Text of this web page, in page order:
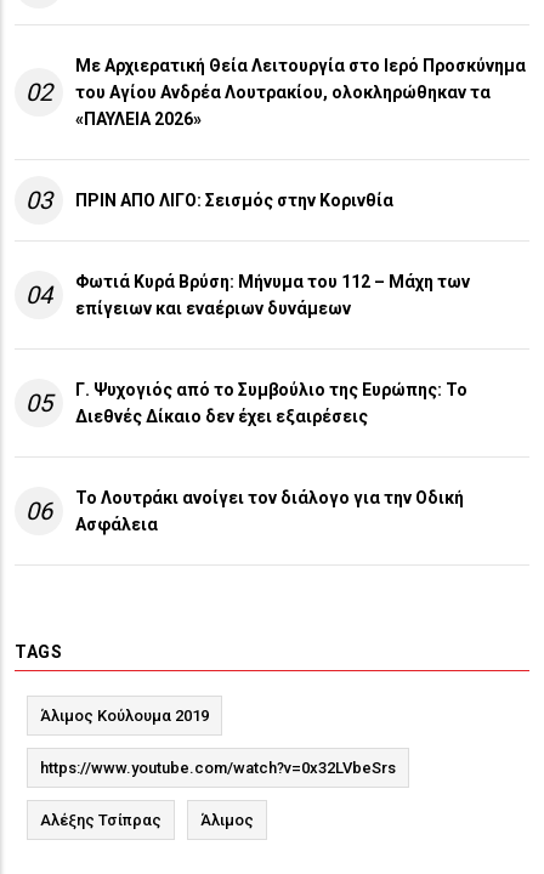
02
Με Αρχιερατική Θεία Λειτουργία στο Ιερό Προσκύνημα
του Αγίου Ανδρέα Λουτρακίου, ολοκληρώθηκαν τα
«ΠΑΥΛΕΙΑ 2026»
03 ΠΡΙΝ ΑΠΟ ΛΙΓO: Σεισμός στην Κορινθία
04
Φωτιά Κυρά Βρύση: Μήνυμα του 112 – Μάχη των
επίγειων και εναέριων δυνάμεων
05
Γ. Ψυχογιός από το Συμβούλιο της Ευρώπης: Το
Διεθνές Δίκαιο δεν έχει εξαιρέσεις
06
Το Λουτράκι ανοίγει τον διάλογο για την Οδική
Ασφάλεια
TAGS
Άλιμος Κούλουμα 2019
https://www.youtube.com/watch?v=0x32LVbeSrs
Αλέξης Τσίπρας Άλιμος